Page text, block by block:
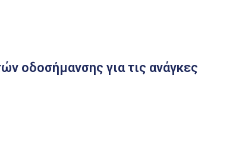
οδοσήμανσης για τις ανάγκες